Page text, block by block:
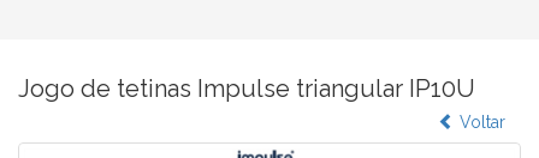
Jogo de tetinas Impulse triangular IP10U
Voltar